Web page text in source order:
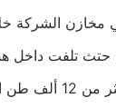
مخازن الشركة
حتث تلفت داخل
24 ألف طن، من